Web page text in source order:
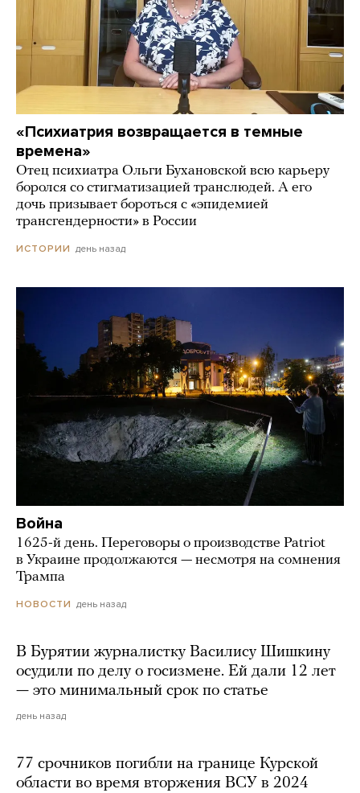
«Психиатрия возвращается в темные
времена»
Отец психиатра Ольги Бухановской всю карьеру
боролся со стигматизацией транслюдей. А его
дочь призывает бороться с «эпидемией
трансгендерности» в России
ИСТОРИИ день назад
Война
1625-й день. Переговоры о производстве Patriot
в Украине продолжаются — несмотря на сомнения
Трампа
НОВОСТИ день назад
В Бурятии журналистку Василису Шишкину
осудили по делу о госизмене. Ей дали 12 лет
— это минимальный срок по статье
день назад
77 срочников погибли на границе Курской
области во время вторжения ВСУ в 2024